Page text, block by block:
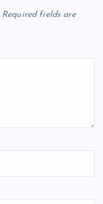
Required fields are